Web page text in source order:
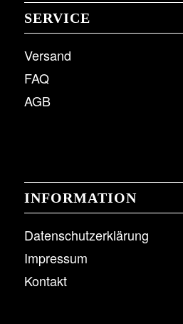
SERVICE
Versand
FAQ
AGB
INFORMATION
Datenschutzerklärung
Impressum
Kontakt